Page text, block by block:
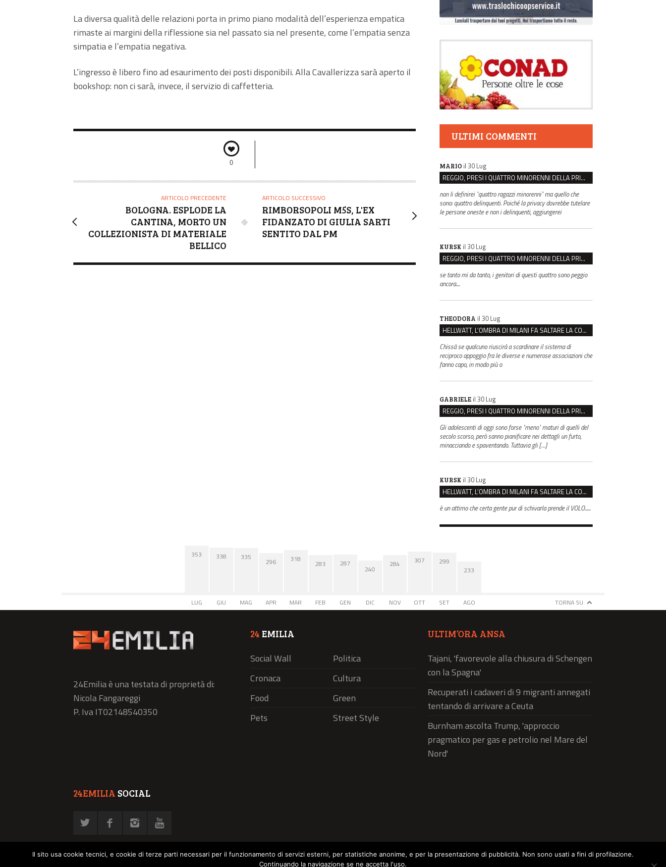
La diversa qualità delle relazioni porta in primo piano modalità dell’esperienza empatica
rimaste ai margini della riflessione sia nel passato sia nel presente, come l’empatia senza
simpatia e l’empatia negativa.
L’ingresso è libero fino ad esaurimento dei posti disponibili. Alla Cavallerizza sarà aperto il
bookshop: non ci sarà, invece, il servizio di caffetteria.
0
ARTICOLO PRECEDENTE
BOLOGNA. ESPLODE LA
CANTINA, MORTO UN
COLLEZIONISTA DI MATERIALE
BELLICO
ARTICOLO SUCCESSIVO
RIMBORSOPOLI M5S, L'EX
FIDANZATO DI GIULIA SARTI
SENTITO DAL PM
ULTIMI COMMENTI
MARIO il 30 Lug
REGGIO, PRESI I QUATTRO MINORENNI DELLA PRIMA RAPINA ALLA FARMACIA DI COVIOLO
non li definirei "quattro ragazzi minorenni" ma quello che
sono: quattro delinquenti. Poiché la privacy dovrebbe tutelare
le persone oneste e non i delinquenti, aggiungerei
KURSK il 30 Lug
REGGIO, PRESI I QUATTRO MINORENNI DELLA PRIMA RAPINA ALLA FARMACIA DI COVIOLO
se tanto mi da tanto, i genitori di questi quattro sono peggio
ancora....
THEODORA il 30 Lug
HELLWATT, L’OMBRA DI MILANI FA SALTARE LA COMMISSIONE. LE OPPOSIZIONI: “SCAPPANO DALLA VERITÀ”
Chissà se qualcuno riuscirà a scardinare il sistema di
reciproco appoggio fra le diverse e numerose associazioni che
fanno capo, in modo più o
GABRIELE il 30 Lug
REGGIO, PRESI I QUATTRO MINORENNI DELLA PRIMA RAPINA ALLA FARMACIA DI COVIOLO
Gli adolescenti di oggi sono forse "meno" maturi di quelli del
secolo scorso, però sanno pianificare nei dettagli un furto,
minacciando e spaventando. Tuttavia gli […]
KURSK il 30 Lug
HELLWATT, L’OMBRA DI MILANI FA SALTARE LA COMMISSIONE. LE OPPOSIZIONI: “SCAPPANO DALLA VERITÀ”
è un attimo che certa gente pur di schivarla prende il VOLO......
353
LUG
338
GIU
335
MAG
296
APR
318
MAR
283
FEB
287
GEN
240
DIC
284
NOV
307
OTT
299
SET
233
AGO TORNA SU
24Emilia è una testata di proprietà di:
Nicola Fangareggi
P. Iva IT02148540350
24 EMILIA
Social Wall
Politica
Cronaca
Cultura
Food
Green
Pets
Street Style
ULTIM’ORA ANSA
Tajani, 'favorevole alla chiusura di Schengen
con la Spagna'
Recuperati i cadaveri di 9 migranti annegati
tentando di arrivare a Ceuta
Burnham ascolta Trump, 'approccio
pragmatico per gas e petrolio nel Mare del
Nord'
24EMILIA SOCIAL
Il sito usa cookie tecnici, e cookie di terze parti necessari per il funzionamento di servizi esterni, per statistiche anonime, e per la presentazione di pubblicità. Non sono usati a fini di profilazione.
Continuando la navigazione se ne accetta l'uso.